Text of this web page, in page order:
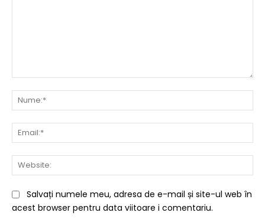
Salvați numele meu, adresa de e-mail și site-ul web în
acest browser pentru data viitoare i comentariu.